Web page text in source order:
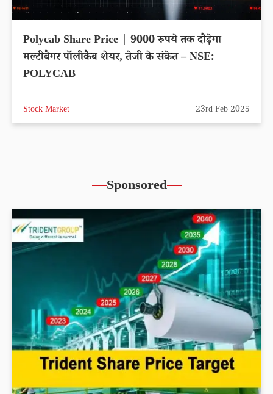
Polycab Share Price | 9000 रुपये तक दौड़ेगा
मल्टीबैगर पॉलीकैब शेयर, तेजी के संकेत – NSE:
POLYCAB
Stock Market 23rd Feb 2025
Sponsored